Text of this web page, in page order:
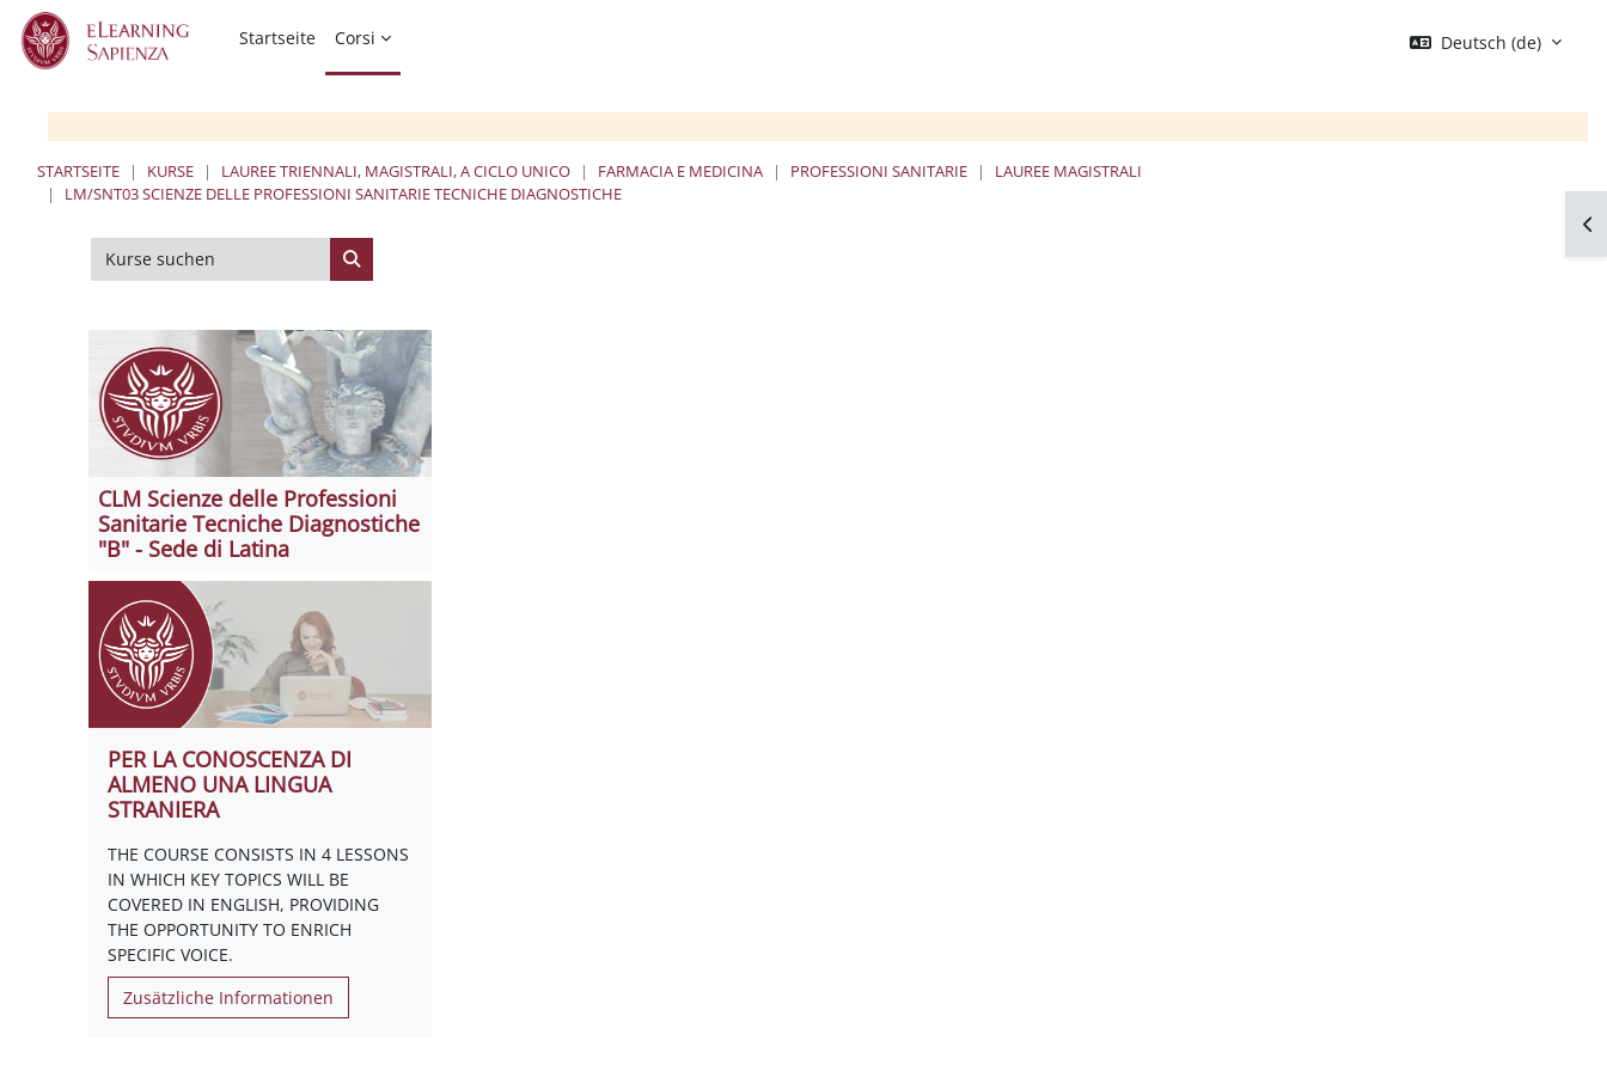
Zum Hauptinhalt
Startseite Corsi Deutsch ‎(de)‎
STARTSEITE KURSE LAUREE TRIENNALI, MAGISTRALI, A CICLO UNICO FARMACIA E MEDICINA PROFESSIONI SANITARIE
LAUREE MAGISTRALI
LM/SNT03 SCIENZE DELLE PROFESSIONI SANITARIE TECNICHE DIAGNOSTICHE
Kurse suchen
Kurse suchen
CLM Scienze delle Professioni
Sanitarie Tecniche Diagnostiche
"B" - Sede di Latina
PER LA CONOSCENZA DI
ALMENO UNA LINGUA
STRANIERA
THE COURSE CONSISTS IN 4 LESSONS
IN WHICH KEY TOPICS WILL BE
COVERED IN ENGLISH, PROVIDING
THE OPPORTUNITY TO ENRICH
SPECIFIC VOICE.
Zusätzliche Informationen